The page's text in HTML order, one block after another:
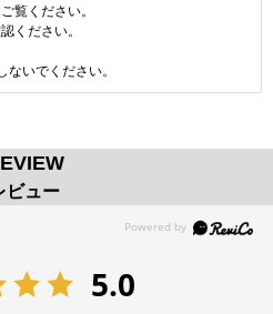
覧ください。
ください。
いでください。
ビュー
5.0